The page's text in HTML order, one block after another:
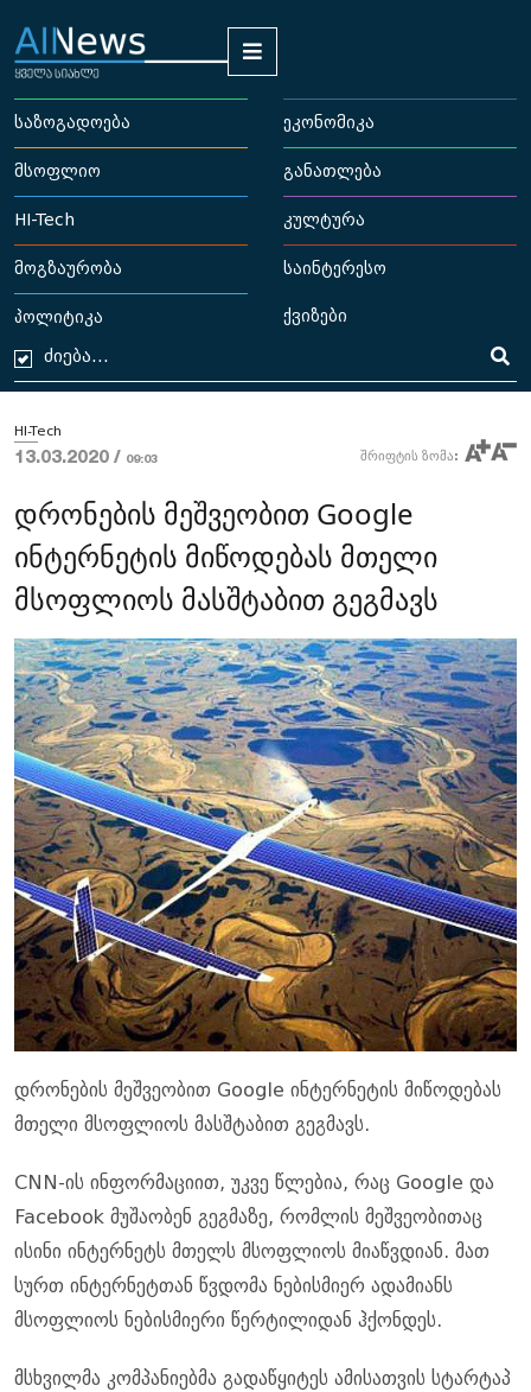
საზოგადოება ეკონომიკა
მსოფლიო განათლება
HI-Tech კულტურა
მოგზაურობა საინტერესო
პოლიტიკა ქვიზები
HI-Tech
13.03.2020 / 09:03 შრიფტის ზომა:
დრონების მეშვეობით Google
ინტერნეტის მიწოდებას მთელი
მსოფლიოს მასშტაბით გეგმავს
დრონების მეშვეობით Google ინტერნეტის მიწოდებას
მთელი მსოფლიოს მასშტაბით გეგმავს.
CNN-ის ინფორმაციით, უკვე წლებია, რაც Google და
Facebook მუშაობენ გეგმაზე, რომლის მეშვეობითაც
ისინი ინტერნეტს მთელს მსოფლიოს მიაწვდიან. მათ
სურთ ინტერნეტთან წვდომა ნებისმიერ ადამიანს
მსოფლიოს ნებისმიერი წერტილიდან ჰქონდეს.
მსხვილმა კომპანიებმა გადაწყიტეს ამისათვის სტარტაპ